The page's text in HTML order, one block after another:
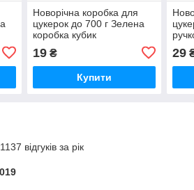
Новорічна коробка для
цукерок до 700 г Зелена
коробка кубик
19₴
Купити
29
відгуків за рік